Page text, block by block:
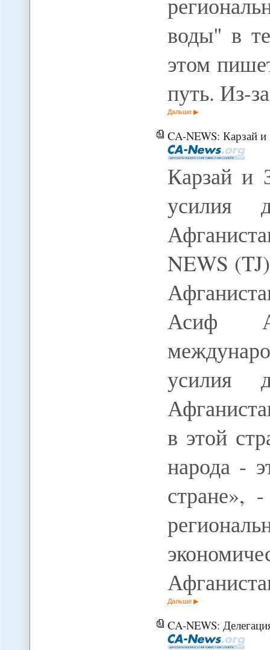
воды" в
этом
путь. Из-
Дальше
CA-NEWS: Карзай и
Карзай и
усилия
NEWS
Асиф
усилия
в этой
народа -
стране»,
Дальше
CA-NEWS: Делегация США